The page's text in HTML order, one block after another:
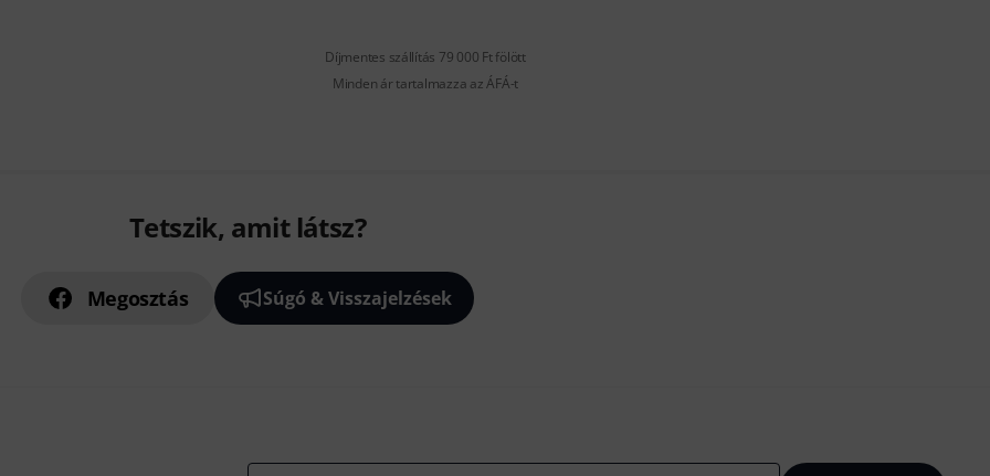
Díjmentes szállítás 79 000 Ft fölött
Minden ár tartalmazza az ÁFÁ-t
Tetszik, amit látsz?
Megosztás Súgó & Visszajelzések